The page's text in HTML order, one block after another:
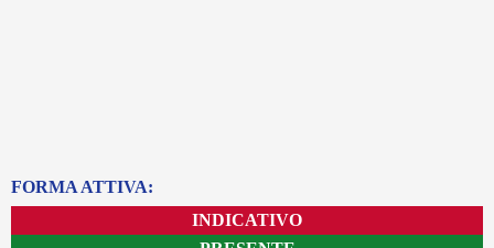
FORMA ATTIVA:
INDICATIVO